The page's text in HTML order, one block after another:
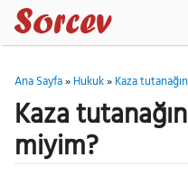
Ana Sayfa»Hukuk»Kaza
Kaza
miyim?